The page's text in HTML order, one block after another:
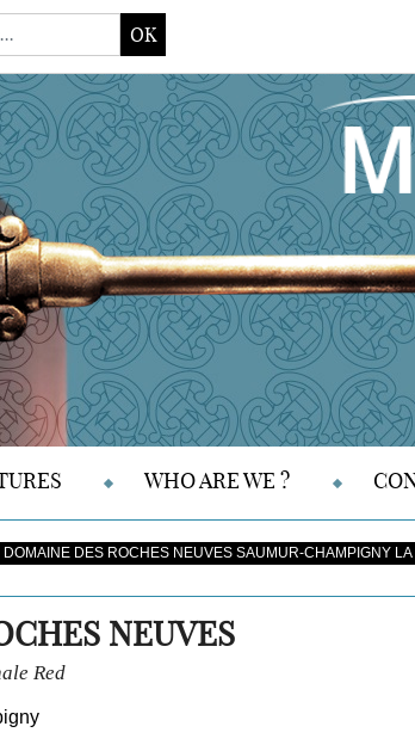
OK
WHO ARE WE ?
DOMAINE DES ROCHES NEUVES SAUMUR-CHAMPIGNY
NEUVES
Red